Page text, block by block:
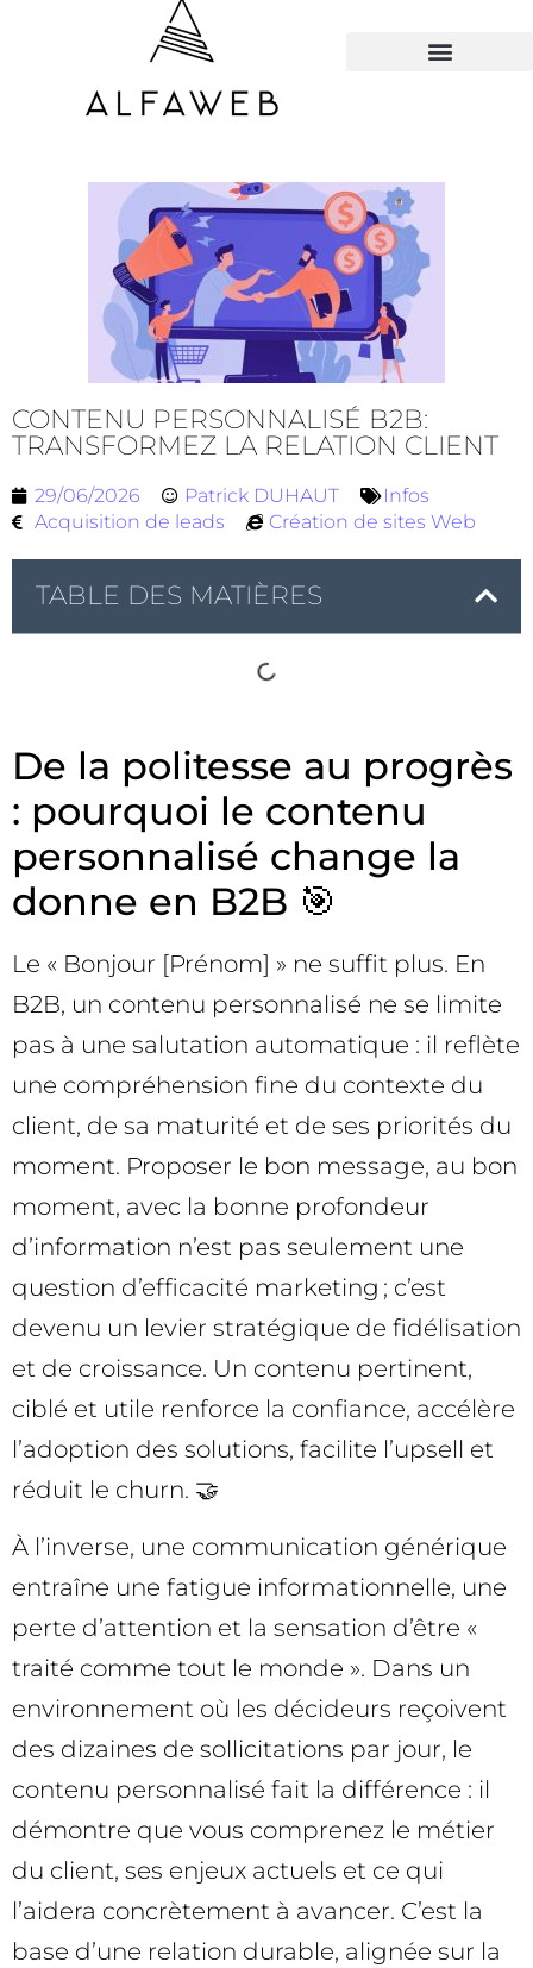
CONTENU PERSONNALISÉ B2B:
TRANSFORMEZ LA RELATION CLIENT
29/06/2026 Patrick DUHAUT
Infos
Acquisition de leads
Création de sites Web
TABLE DES MATIÈRES
De la politesse au progrès
: pourquoi le contenu
personnalisé change la
donne en B2B 🎯
Le « Bonjour [Prénom] » ne suffit plus. En
B2B, un contenu personnalisé ne se limite
pas à une salutation automatique : il reflète
une compréhension fine du contexte du
client, de sa maturité et de ses priorités du
moment. Proposer le bon message, au bon
moment, avec la bonne profondeur
d’information n’est pas seulement une
question d’efficacité marketing ; c’est
devenu un levier stratégique de fidélisation
et de croissance. Un contenu pertinent,
ciblé et utile renforce la confiance, accélère
l’adoption des solutions, facilite l’upsell et
réduit le churn. 🤝
À l’inverse, une communication générique
entraîne une fatigue informationnelle, une
perte d’attention et la sensation d’être «
traité comme tout le monde ». Dans un
environnement où les décideurs reçoivent
des dizaines de sollicitations par jour, le
contenu personnalisé fait la différence : il
démontre que vous comprenez le métier
du client, ses enjeux actuels et ce qui
l’aidera concrètement à avancer. C’est la
base d’une relation durable, alignée sur la